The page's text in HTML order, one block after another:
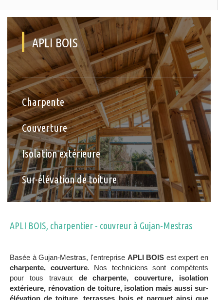
APLI BOIS
Charpente
Couverture
Isolation extérieure
Sur-élévation de toiture
APLI BOIS, charpentier - couvreur à Gujan-Mestras
Basée à Gujan-Mestras, l'entreprise APLI BOIS est expert en
charpente, couverture. Nos techniciens sont compétents
pour tous travaux de charpente, couverture, isolation
extérieure, rénovation de toiture, isolation mais aussi sur-
élévation de toiture, terrasses bois et parquet ainsi que